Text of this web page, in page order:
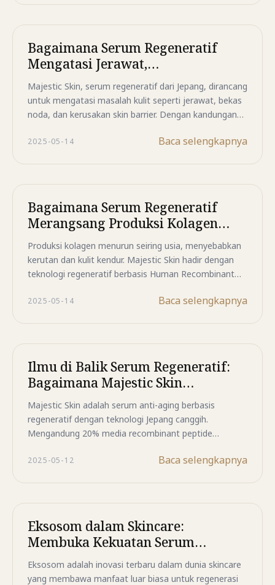
tekstur kulit tidak merata.
Bagaimana Serum Regeneratif
Mengatasi Jerawat,
Hiperpigmentasi, dan Kerusakan
Skin Barrier
Majestic Skin, serum regeneratif dari Jepang, dirancang
untuk mengatasi masalah kulit seperti jerawat, bekas
noda, dan kerusakan skin barrier. Dengan kandungan
ini mempercepat regenerasi sel, memperkuat
2025-05-14 Baca selengkapnya
Bagaimana Serum Regeneratif
Merangsang Produksi Kolagen
pada Kulit Menua
Produksi kolagen menurun seiring usia, menyebabkan
kerutan dan kulit kendur. Majestic Skin hadir dengan
teknologi regeneratif berbasis Human Recombinant
menstimulasi fibroblas untuk meningkatkan produksi
2025-05-14 Baca selengkapnya
Ilmu di Balik Serum Regeneratif:
Bagaimana Majestic Skin
Mengubah Rutinitas Perawatan
Kulit Anda
Majestic Skin adalah serum anti-aging berbasis
regeneratif dengan teknologi Jepang canggih.
Mengandung 20% media recombinant peptide
kolagen, dan memperbaiki kerusakan kulit dari dalam.
2025-05-12 Baca selengkapnya
Eksosom dalam Skincare:
Membuka Kekuatan Serum
Regeneratif untuk Kulit yang
Bercahaya
Eksosom adalah inovasi terbaru dalam dunia skincare
yang membawa manfaat luar biasa untuk regenerasi